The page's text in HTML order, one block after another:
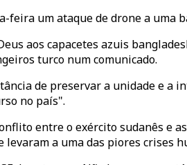
feira um ataque de drone a uma
aos capacetes azuis
turco num comunicado.
de preservar a unidade e a
no país".
entre o exército sudanês e
levaram a uma das piores crises